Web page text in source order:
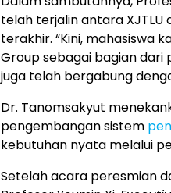
telah terjalin antara
terakhir. “Kini, mahasiswa
Group sebagai bagian dari
juga telah bergabung
Dr. Tanomsakyut
pengembangan sistem
kebutuhan nyata melalui
Setelah acara peresmian